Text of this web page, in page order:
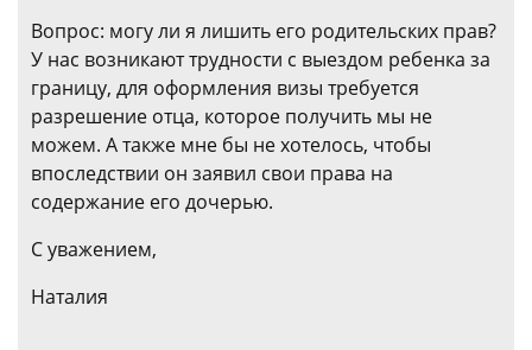
Вопрос: могу ли я лишить его родительских прав?
У нас возникают трудности с выездом ребенка за
границу, для оформления визы требуется
разрешение отца, которое получить мы не
можем. А также мне бы не хотелось, чтобы
впоследствии он заявил свои права на
содержание его дочерью.
С уважением,
Наталия